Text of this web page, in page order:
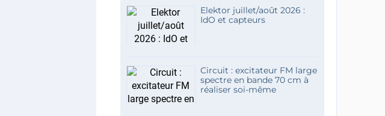
Elektor juillet/août 2026 :
IdO et capteurs
Circuit : excitateur FM large
spectre en bande 70 cm à
réaliser soi-même